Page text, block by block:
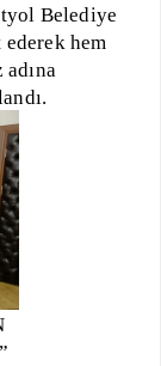
Belediye
ederek hem